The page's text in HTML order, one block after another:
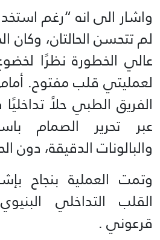
واشار الى انه “رغم
لم تتحسن الحالتان، وكان
عالي الخطورة نظرًا
لعمليتي قلب مفتوح. أمام
الفريق الطبي حلاً
عبر تحرير الصمام
والبالونات الدقيقة، دون
وتمت العملية بنجاح
القلب التداخلي
قرعوني .